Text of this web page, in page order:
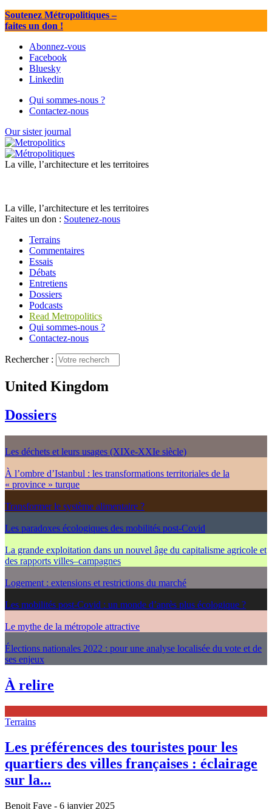
Soutenez Métropolitiques–
faites un don !
Abonnez-vous
Facebook
Bluesky
Linkedin
Qui sommes-nous ?
Contactez-nous
Our sister journal
La ville, l’architecture et les territoires
La ville, l’architecture et les territoires
Faites un don : Soutenez-nous
Terrains
Commentaires
Essais
Débats
Entretiens
Dossiers
Podcasts
Read Metropolitics
Qui sommes-nous ?
Contactez-nous
Rechercher :
United Kingdom
Dossiers
Les déchets et leurs usages (XIXe-XXIe siècle)
À l’ombre d’Istanbul : les transformations territoriales de la
« province » turque
Transformer le système alimentaire ?
Les paradoxes écologiques des mobilités post-Covid
La grande exploitation dans un nouvel âge du capitalisme agricole et
des rapports villes–campagnes
Logement : extensions et restrictions du marché
Les mobilités post-Covid : un monde d’après plus écologique ?
Le mythe de la métropole attractive
Élections nationales 2022 : pour une analyse localisée du vote et de
ses enjeux
À relire
Terrains
Les préférences des touristes pour les
quartiers des villes françaises : éclairage
sur la...
Benoit Faye - 6 janvier 2025